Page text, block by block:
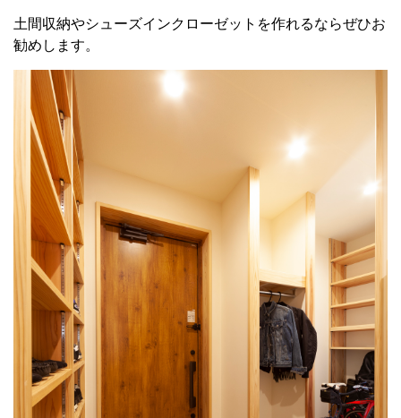
土間収納やシューズインクローゼットを作れるならぜひお
勧めします。